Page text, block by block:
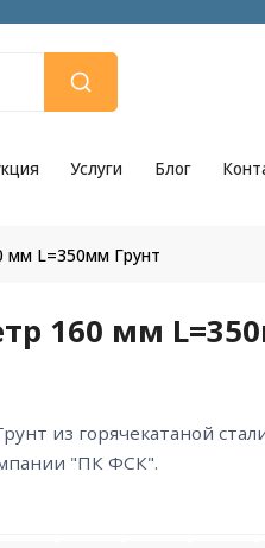
Услуги Блог
мм L=350мм Грунт
160 мм
"ПК ФСК".